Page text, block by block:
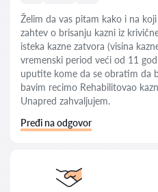
Želim da vas pitam kako i na
zahtev o brisanju kazni iz
isteka kazne zatvora (visina
vremenski period veći od 11
uputite kome da se obratim da
bavim recimo Rehabilitovao
Unapred zahvaljujem.
Pređi na odgovor